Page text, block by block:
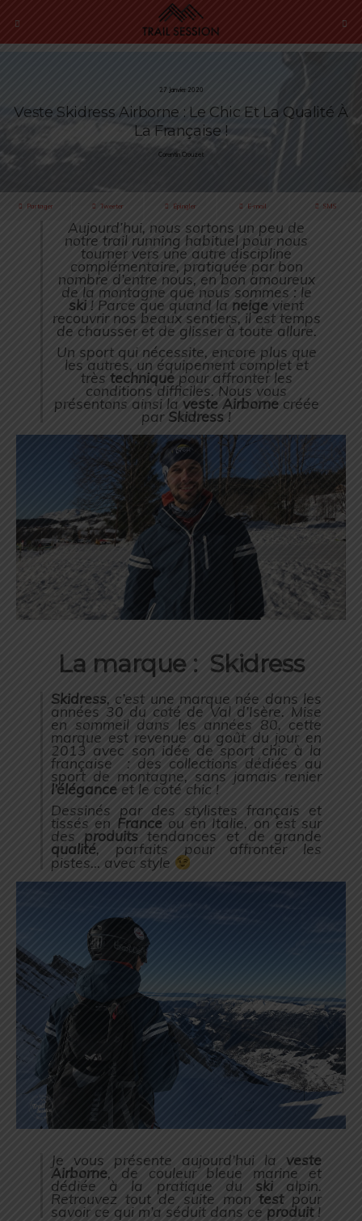
27 Janvier 2020
Veste Skidress Airborne : Le Chic Et La Qualité À
La Française !
Corentin Crouzet
Partager Tweeter Épingler E-mail SMS
Aujourd’hui, nous sortons un peu de
notre trail running habituel pour nous
tourner vers une autre discipline
complémentaire, pratiquée par bon
nombre d’entre nous, en bon amoureux
de la montagne que nous sommes : le
ski ! Parce que quand la neige vient
recouvrir nos beaux sentiers, il est temps
de chausser et de glisser à toute allure.
Un sport qui nécessite, encore plus que
les autres, un équipement complet et
très techniquepour affronter les
conditions difficiles. Nous vous
présentons ainsi la veste Airbornecréée
par Skidress !
La marque : Skidress
Skidress, c’est une marque née dans les
années 30 du coté de Val d’Isère. Mise
en sommeil dans les années 80, cette
marque est revenue au goût du jour en
2013 avec son idée desport chic à la
française : des collections dédiées au
sport de montagne, sans jamais renier
l’élégance et le coté chic !
Dessinés par des stylistes français et
tissés en France ou en Italie, on est sur
des produits tendances et de grande
qualité, parfaits pour affronter les
pistes… avec style
Je vous présente aujourd’hui la veste
Airborne, de couleur bleue marine et
dédiée à la pratique du skialpin.
Retrouvez tout de suite montestpour
savoir ce qui m’a séduit dans ce produit!